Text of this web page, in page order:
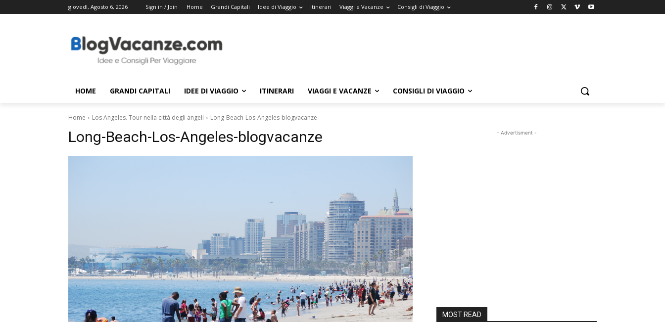
giovedì, Agosto 6, 2026 Sign in / Join Home Grandi Capitali Idee di Viaggio Itinerari Viaggi e Vacanze Consigli di Viaggio
HOME GRANDI CAPITALI IDEE DI VIAGGIO ITINERARI VIAGGI E VACANZE CONSIGLI DI VIAGGIO
Home Los Angeles. Tour nella città degli angeli Long-Beach-Los-Angeles-blogvacanze
Long-Beach-Los-Angeles-blogvacanze - Advertisment -
MOST READ